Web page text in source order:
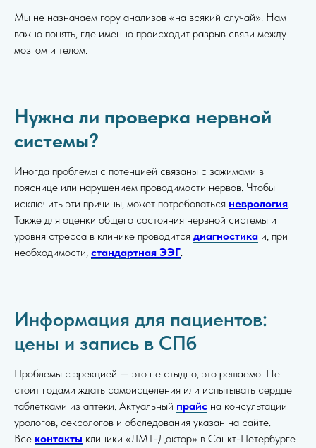
Мы не назначаем гору анализов «на всякий случай». Нам
важно понять, где именно происходит разрыв связи между
мозгом и телом.
Нужна ли проверка нервной
системы?
Иногда проблемы с потенцией связаны с зажимами в
пояснице или нарушением проводимости нервов. Чтобы
исключить эти причины, может потребоваться неврология.
Также для оценки общего состояния нервной системы и
уровня стресса в клинике проводится диагностика и, при
необходимости, стандартная ЭЭГ.
Информация для пациентов:
цены и запись в СПб
Проблемы с эрекцией — это не стыдно, это решаемо. Не
стоит годами ждать самоисцеления или испытывать сердце
таблетками из аптеки. Актуальный прайс на консультации
урологов, сексологов и обследования указан на сайте.
Все контакты клиники «ЛМТ-Доктор» в Санкт-Петербурге